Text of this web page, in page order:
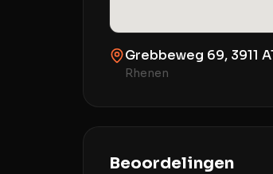
Grebbeweg 69, 3911
Rhenen
Beoordelingen